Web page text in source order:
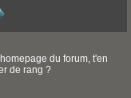
du forum, t'en
de rang ?